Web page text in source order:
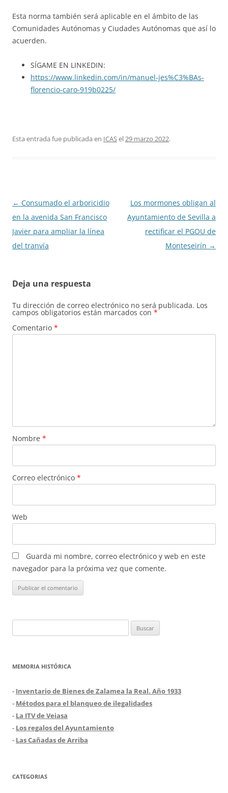
Esta norma también será aplicable en el ámbito de las
Comunidades Autónomas y Ciudades Autónomas que así lo
acuerden.
SÍGAME EN LINKEDIN:
https://www.linkedin.com/in/manuel-jes%C3%BAs-
florencio-caro-919b0225/
Esta entrada fue publicada en ICASel29 marzo 2022.
Navegación
de
entradas
← Consumado el arboricidio
en la avenida San Francisco
Javier para ampliar la línea
del tranvía
Los mormones obligan al
Ayuntamiento de Sevilla a
rectificar el PGOU de
Monteseirín →
Deja una respuesta
Tu dirección de correo electrónico no será publicada. Los
campos obligatorios están marcados con *
Comentario *
Nombre *
Correo electrónico *
Web
Guarda mi nombre, correo electrónico y web en este
navegador para la próxima vez que comente.
MEMORIA HISTÓRICA
- Inventario de Bienes de Zalamea la Real. Año 1933
- Métodos para el blanqueo de ilegalidades
- La ITV de Veiasa
- Los regalos del Ayuntamiento
- Las Cañadas de Arriba
CATEGORIAS